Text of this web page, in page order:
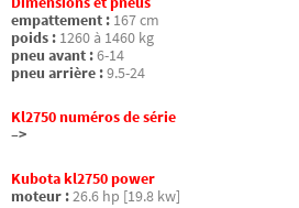
empattement : 167 cm
poids : 1260 à 1460 kg
pneu avant :6-14
pneu arrière :9.5-24
Kl2750 numéros de série
–>
Kubota kl2750 power
moteur :26.6 hp [19.8 kw]